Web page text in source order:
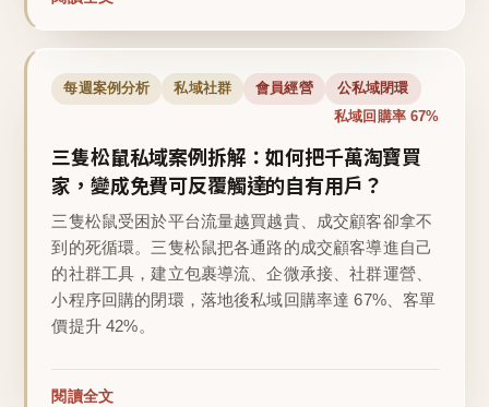
每週案例分析 私域社群 會員經營 公私域閉環
私域回購率 67%
三隻松鼠私域案例拆解：如何把千萬淘寶買
家，變成免費可反覆觸達的自有用戶？
三隻松鼠受困於平台流量越買越貴、成交顧客卻拿不
到的死循環。三隻松鼠把各通路的成交顧客導進自己
的社群工具，建立包裹導流、企微承接、社群運營、
小程序回購的閉環，落地後私域回購率達 67%、客單
價提升 42%。
閱讀全文